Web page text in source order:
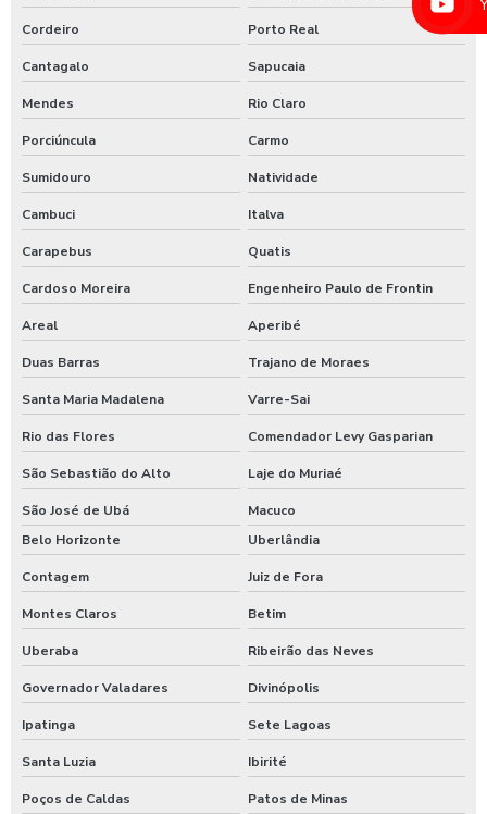
Lavadora automática de carros
Lavadora automática de carros preço
Lavadora de caminhão
Lavadora self service de carros
Lavagem automática de carros
Lavagem automática de veículos
Lavagem de caminhão
Lavagem de caminhão equipamentos
Lavagem de caminhão de lixo
Lavagem de caminhão preço
Lavagem de carros self service
Lavagem expressa
Lavagem expressa de carros
Lavagem de máquinas agrícolas
Lavagem de máquinas pesadas
Lavagem de ônibus
Lavagem self service de automóveis
Lavagem self service carros
Cordeiro Porto Real
Cantagalo Sapucaia
Mendes Rio Claro
Porciúncula Carmo
Sumidouro Natividade
Cambuci Italva
Carapebus Quatis
Cardoso Moreira Engenheiro Paulo de Frontin
Areal Aperibé
Duas Barras Trajano de Moraes
Santa Maria Madalena Varre-Sai
Rio das Flores Comendador Levy Gasparian
São Sebastião do Alto Laje do Muriaé
São José de Ubá
Macuco
Belo Horizonte
Uberlândia
Contagem Juiz de Fora
Montes Claros Betim
Uberaba Ribeirão das Neves
Governador Valadares Divinópolis
Ipatinga Sete Lagoas
Santa Luzia Ibirité
Poços de Caldas Patos de Minas